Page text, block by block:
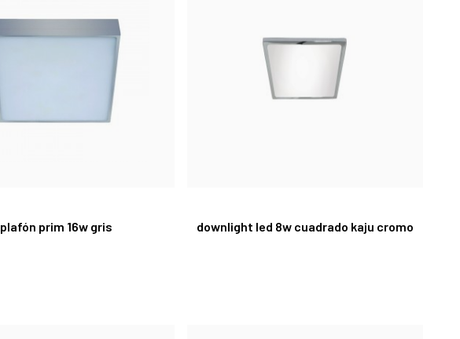
plafón prim 16w gris downlight led 8w cuadrado kaju cromo